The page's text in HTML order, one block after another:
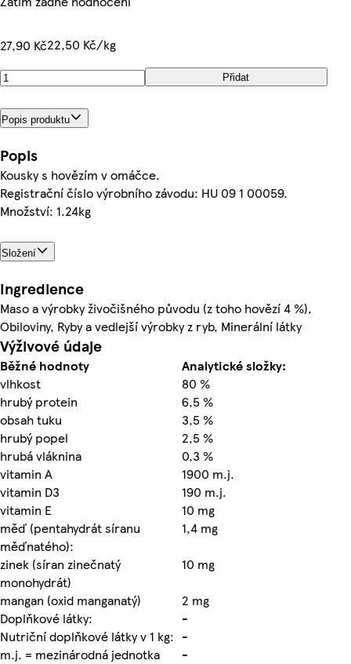
27,90 Kč22,50 Kč/kg
Přidat
Popis produktu
Popis
Kousky s hovězím v omáčce.
Registrační číslo výrobního závodu: HU 09 1 00059.
Množství: 1.24kg
Složení
Ingredience
Maso a výrobky živočišného původu (z toho hovězí 4 %),
Obiloviny, Ryby a vedlejší výrobky z ryb, Minerální látky
Výživové údaje
Běžné hodnoty
Analytické složky:
vlhkost
80 %
hrubý protein
6,5 %
obsah tuku
3,5 %
hrubý popel
2,5 %
hrubá vláknina
0,3 %
vitamin A
1900 m.j.
vitamin D3
190 m.j.
vitamin E
10 mg
měď (pentahydrát síranu
měďnatého):
1,4 mg
zinek (síran zinečnatý
monohydrát)
10 mg
mangan (oxid manganatý)
2 mg
Doplňkové látky:
-
Nutriční doplňkové látky v 1 kg: -
m.j. = mezinárodná jednotka
-